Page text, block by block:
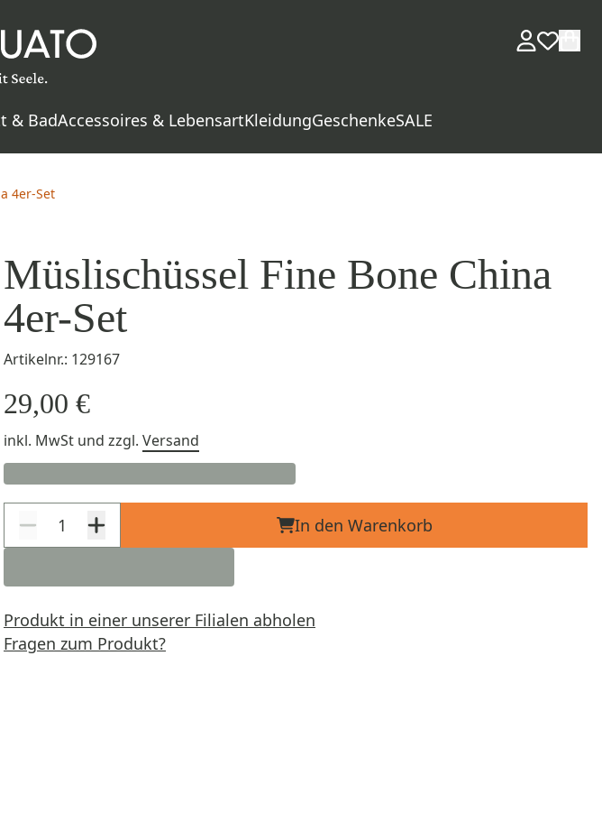
& BadAccessoires & LebensartKleidungGeschenkeSALE
4er-Set
Müslischüssel Fine Bone China
4er-Set
Artikelnr.: 129167
29,00 €
inkl. MwSt und zzgl. Versand
In den Warenkorb
Produkt in einer unserer Filialen abholen
Fragen zum Produkt?